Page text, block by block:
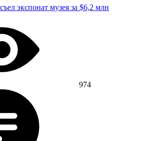
экспонат музея за $6,2 млн
974